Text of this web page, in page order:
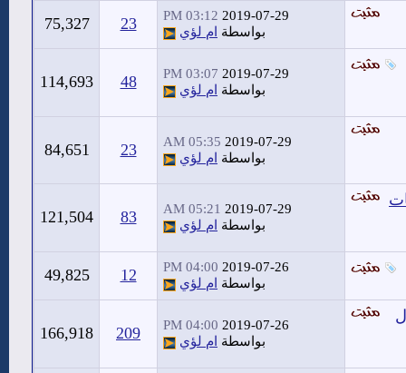
2019-07-29
03:12 PM
بواسطة ام لؤي 23
75,327
2019-07-29
03:07 PM
بواسطة ام لؤي 48
114,693
2019-07-29
05:35 AM
بواسطة ام لؤي 23
84,651
2019-07-29
05:21 AM
بواسطة ام لؤي 83
121,504
2019-07-26
04:00 PM
بواسطة ام لؤي 12
49,825
2019-07-26
04:00 PM
بواسطة ام لؤي 209
166,918